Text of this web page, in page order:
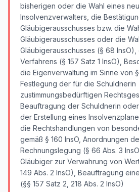
bisherigen oder die Wahl eines
Insolvenzverwalters, die
Gläubigerausschusses bzw. die
Gläubigerausschusses oder die
Gläubigerausschusses (§ 68
Verfahrens (§ 157 Satz 1 InsO),
die Eigenverwaltung im Sinne von
Festlegung der für die Schuldnerin
zustimmungsbedürftigen
Beauftragung der Schuldnerin
der Erstellung eines
die Rechtshandlungen von
gemäß § 160 InsO, Anordnungen
Rechnungslegung (§ 66 Abs. 3
Gläubiger zur Verwahrung von
149 Abs. 2 InsO), Beauftragung
(§§ 157 Satz 2, 218 Abs. 2 InsO)